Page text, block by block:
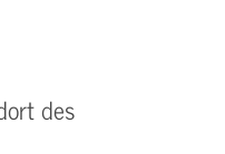
des